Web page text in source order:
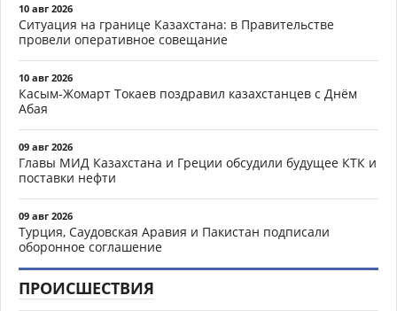
10 авг 2026
Ситуация на границе Казахстана: в Правительстве
провели оперативное совещание
10 авг 2026
Касым-Жомарт Токаев поздравил казахстанцев с Днём
Абая
09 авг 2026
Главы МИД Казахстана и Греции обсудили будущее КТК и
поставки нефти
09 авг 2026
Турция, Саудовская Аравия и Пакистан подписали
оборонное соглашение
ПРОИСШЕСТВИЯ